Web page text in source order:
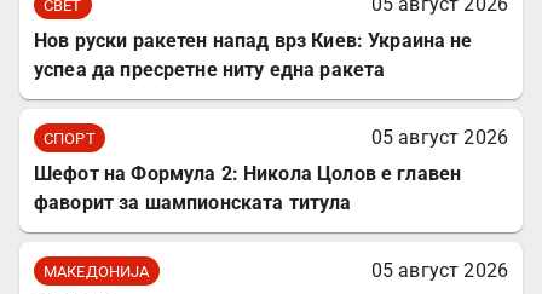
СВЕТ
05 август 2026
Нов руски ракетен напад врз Киев: Украина не
успеа да пресретне ниту една ракета
СПОРТ
05 август 2026
Шефот на Формула 2: Никола Цолов е главен
фаворит за шампионската титула
МАКЕДОНИЈА
05 август 2026